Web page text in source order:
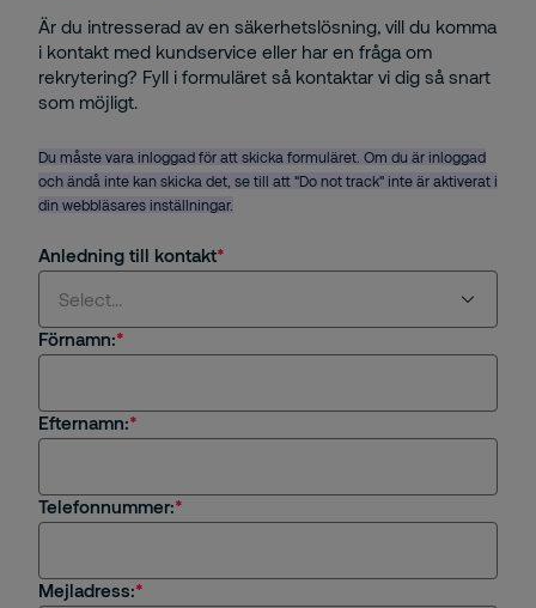
Är du intresserad av en säkerhetslösning, vill du komma
i kontakt med kundservice eller har en fråga om
rekrytering? Fyll i formuläret så kontaktar vi dig så snart
som möjligt.
Du måste vara inloggad för att skicka formuläret. Om du är inloggad
och ändå inte kan skicka det, se till att "Do not track" inte är aktiverat i
din webbläsares inställningar.
Anledning till kontakt
Select...
Jag är intresserad av en tjänst eller
säkerhetslösning från Securitas
Jag är kund hos Securitas
Förnamn:
Efternamn:
Telefonnummer:
Mejladress: